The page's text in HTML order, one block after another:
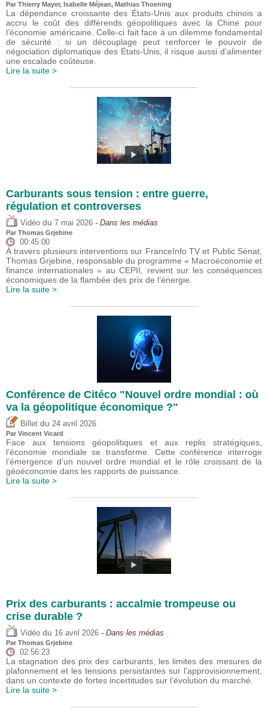
Par Thierry Mayer, Isabelle Méjean, Mathias Thoening
La dépendance croissante des États-Unis aux produits chinois a
accru le coût des différends géopolitiques avec la Chine pour
l’économie américaine. Celle-ci fait face à un dilemme fondamental
de sécurité : si un découplage peut renforcer le pouvoir de
négociation diplomatique des États-Unis, il risque aussi d’alimenter
une escalade coûteuse.
Lire la suite >
Carburants sous tension : entre guerre,
régulation et controverses
Vidéo du 7 mai 2026 - Dans les médias
Par Thomas Grjebine
00:45:00
À travers plusieurs interventions sur FranceInfo TV et Public Sénat,
Thomas Grjebine, responsable du programme « Macroéconomie et
finance internationales » au CEPII, revient sur les conséquences
économiques de la flambée des prix de l’énergie.
Lire la suite >
Conférence de Citéco "Nouvel ordre mondial : où
va la géopolitique économique ?"
Billet du 24 avril 2026
Par Vincent Vicard
Face aux tensions géopolitiques et aux replis stratégiques,
l’économie mondiale se transforme. Cette conférence interroge
l’émergence d’un nouvel ordre mondial et le rôle croissant de la
géoéconomie dans les rapports de puissance.
Lire la suite >
Prix des carburants : accalmie trompeuse ou
crise durable ?
Vidéo du 16 avril 2026 - Dans les médias
Par Thomas Grjebine
02:56:23
La stagnation des prix des carburants, les limites des mesures de
plafonnement et les tensions persistantes sur l’approvisionnement,
dans un contexte de fortes incertitudes sur l’évolution du marché.
Lire la suite >